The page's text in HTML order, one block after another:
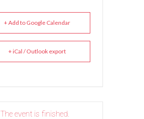
+ Add to Google Calendar
+ iCal / Outlook export
The event is finished.